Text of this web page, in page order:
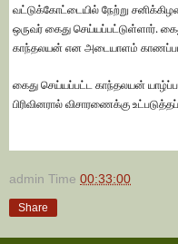
வட்டுக்கோட்டையில் நேற்று
ஒருவர் கைது செய்யப்பட்டுள்ளார்.
காந்தலயன் என அடையாளம்
கைது செய்யப்பட்ட காந்தலயன்
பிரிவினரால் விசாரணைக்கு
admin Time 00:33:00
Share